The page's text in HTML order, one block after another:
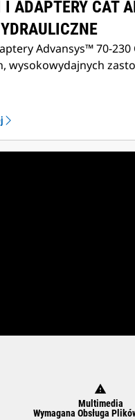
I ADAPTERY CAT
Advansys™ 70-
wysokowydajnych
warning
Multimedia
Wymagana Obsługa